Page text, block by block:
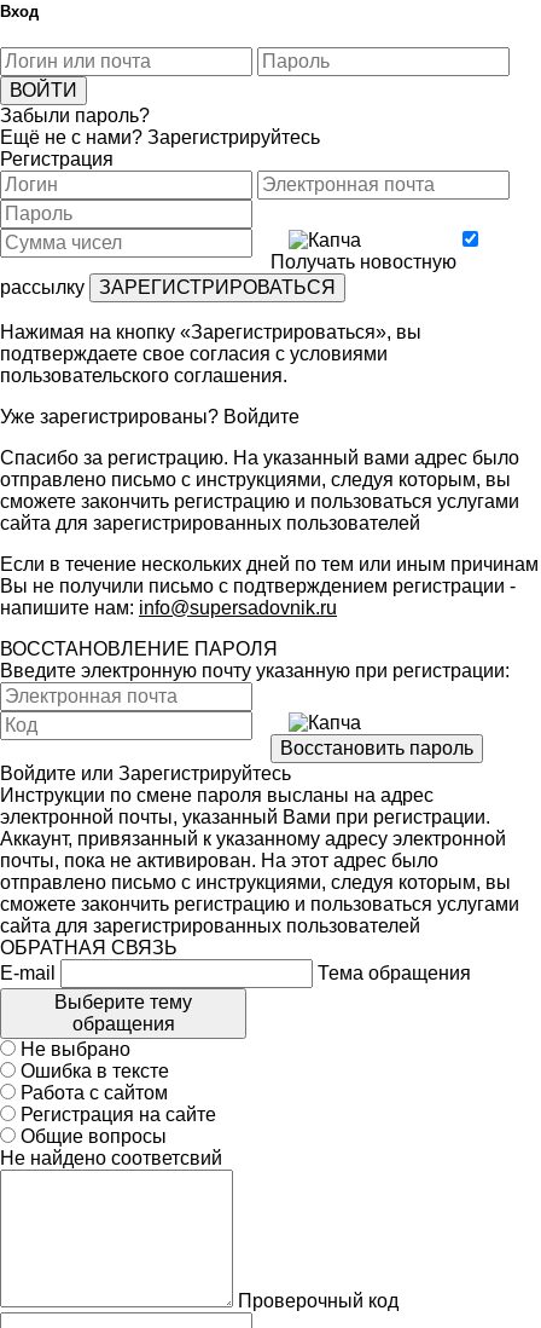
Вход
Забыли пароль?
Ещё не с нами? Зарегистрируйтесь
Регистрация
Получать новостную
рассылку
Нажимая на кнопку «Зарегистрироваться», вы
подтверждаете свое согласия с условиями
пользовательского соглашения.
Уже зарегистрированы? Войдите
Спасибо за регистрацию. На указанный вами адрес было
отправлено письмо с инструкциями, следуя которым, вы
сможете закончить регистрацию и пользоваться услугами
сайта для зарегистрированных пользователей
Если в течение нескольких дней по тем или иным причинам
Вы не получили письмо с подтверждением регистрации -
напишите нам: info@supersadovnik.ru
ВОССТАНОВЛЕНИЕ ПАРОЛЯ
Введите электронную почту указанную при регистрации:
Войдите или Зарегистрируйтесь
Инструкции по смене пароля высланы на адрес
электронной почты, указанный Вами при регистрации.
Аккаунт, привязанный к указанному адресу электронной
почты, пока не активирован. На этот адрес было
отправлено письмо с инструкциями, следуя которым, вы
сможете закончить регистрацию и пользоваться услугами
сайта для зарегистрированных пользователей
ОБРАТНАЯ СВЯЗЬ
E-mail
Тема обращения
Выберите тему
обращения
Не выбрано
Ошибка в тексте
Работа с сайтом
Регистрация на сайте
Общие вопросы
Не найдено соответсвий
Проверочный код